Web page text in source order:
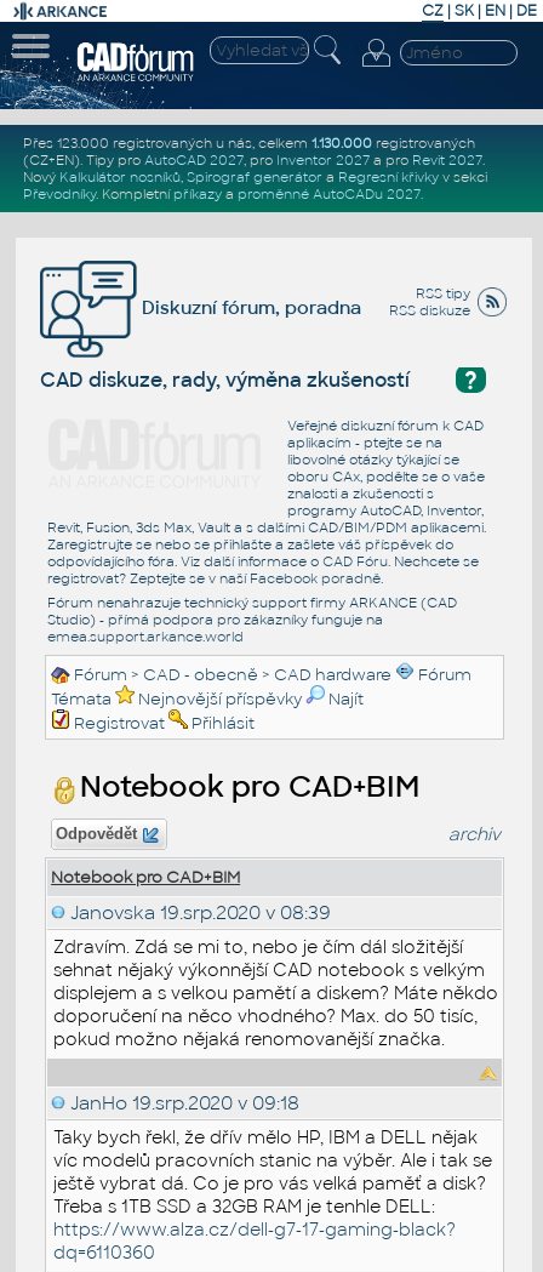
CZ | SK| EN | DE
Přes 123.000 registrovaných u nás, celkem 1.130.000registrovaných
(CZ+EN). Tipy pro AutoCAD 2027, pro Inventor 2027a pro Revit 2027.
Nový Kalkulátor nosníků, Spirograf generátor a Regresní křivkyv sekci
Převodníky. Kompletní příkazya proměnné AutoCADu 2027.
RSS tipy
RSS diskuze
Diskuzní fórum, poradna
?
CAD diskuze, rady, výměna zkušeností
Veřejné diskuzní fórum k CAD
aplikacím - ptejte se na
libovolné otázky týkající se
oboru CAx, podělte se o vaše
znalosti a zkušenosti s
programy AutoCAD, Inventor,
Revit, Fusion, 3ds Max, Vault a s dalšími CAD/BIM/PDM aplikacemi.
Zaregistrujte se nebo se přihlašte a zašlete váš příspěvek do
odpovídajícího fóra. Viz další informace o CAD Fóru. Nechcete se
registrovat? Zeptejte se v naší Facebook poradně.
Fórum nenahrazuje technický support firmy ARKANCE (CAD
Studio) - přímá podpora pro zákazníky funguje na
emea.support.arkance.world
Fórum > CAD - obecně > CAD hardware
Fórum
Témata
Nejnovější příspěvky
Najít
Registrovat
Přihlásit
Notebook pro CAD+BIM
Odpovědět archiv
Notebook pro CAD+BIM
Janovska 19.srp.2020 v 08:39
Zdravím. Zdá se mi to, nebo je čím dál složitější
sehnat nějaký výkonnější CAD notebook s velkým
displejem a s velkou pamětí a diskem? Máte někdo
doporučení na něco vhodného? Max. do 50 tisíc,
pokud možno nějaká renomovanější značka.
JanHo 19.srp.2020 v 09:18
Taky bych řekl, že dřív mělo HP, IBM a DELL nějak
víc modelů pracovních stanic na výběr. Ale i tak se
ještě vybrat dá. Co je pro vás velká paměť a disk?
Třeba s 1TB SSD a 32GB RAM je tenhle DELL:
https://www.alza.cz/dell-g7-17-gaming-black?
dq=6110360